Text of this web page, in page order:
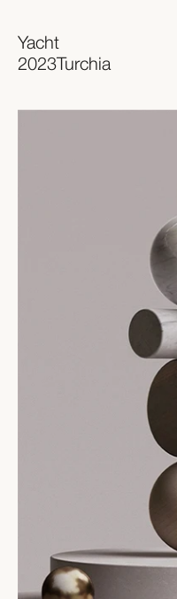
Yacht
2023Turchia